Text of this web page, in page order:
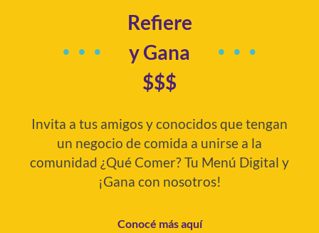
Refiere
y Gana
$$$
Invita a tus amigos y conocidos que tengan
un negocio de comida a unirse a la
comunidad ¿Qué Comer? Tu Menú Digital y
¡Gana con nosotros!
Conocé más aquí